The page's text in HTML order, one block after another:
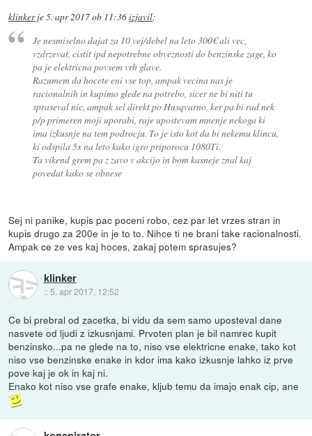
klinkerje5. apr 2017 ob 11:36izjavil:
Je nesmiselno dajat za 10 vej/debel na leto 300€ ali vec,
vzdrzevat, cistit ipd nepotrebne obveznosti do benzinske zage, ko
pa je elektricna povsem vrh glave.
Razumem da hocete eni vse top, ampak vecina nas je
racionalnih in kupimo glede na potrebo, sicer ne bi niti tu
spraseval nic, ampak sel direkt po Husqvarno, ker pa bi rad nek
p/p primeren moji uporabi, raje upostevam mnenje nekoga ki
ima izkusnje na tem podrocju. To je isto kot da bi nekemu klincu,
ki odspila 5x na leto kako igro priporocu 1080Ti.
Ta vikend grem pa z zavo v akcijo in bom kasneje znal kaj
povedat kako se obnese
Sej ni panike, kupis pac poceni robo, cez par let vrzes stran in
kupis drugo za 200e in je to to. Nihce ti ne brani take racionalnosti.
Ampak ce ze ves kaj hoces, zakaj potem sprasujes?
klinker
:: 5. apr 2017, 12:52
Ce bi prebral od zacetka, bi vidu da sem samo uposteval dane
nasvete od ljudi z izkusnjami. Prvoten plan je bil namrec kupit
benzinsko...pa ne glede na to, niso vse elektricne enake, tako kot
niso vse benzinske enake in kdor ima kako izkusnje lahko iz prve
pove kaj je ok in kaj ni.
Enako kot niso vse grafe enake, kljub temu da imajo enak cip, ane